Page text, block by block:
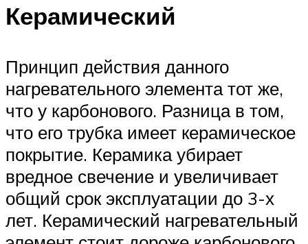
Керамический
Принцип действия данного
нагревательного элемента тот же,
что у карбонового. Разница в том,
что его трубка имеет керамическое
покрытие. Керамика убирает
вредное свечение и увеличивает
общий срок эксплуатации до 3-х
лет. Керамический нагревательный